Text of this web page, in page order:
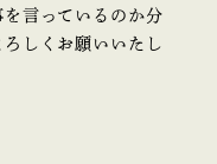
言っているのか分
しくお願いいたし